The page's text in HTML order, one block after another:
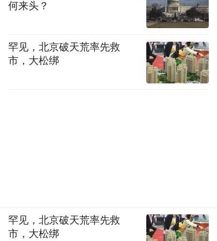
何来头？
罕见，北京破天荒率先救
市，大松绑
罕见，北京破天荒率先救
市，大松绑